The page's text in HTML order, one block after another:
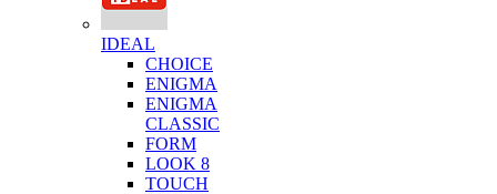
IDEAL
CHOICE
ENIGMA
ENIGMA
CLASSIC
FORM
LOOK 8
TOUCH